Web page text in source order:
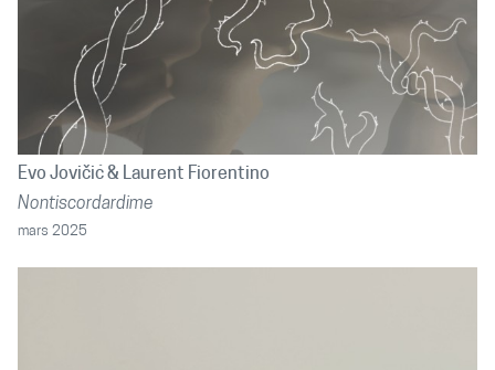
Evo Jovičić
Laurent Fiorentino
Nontiscordardime
mars 2025